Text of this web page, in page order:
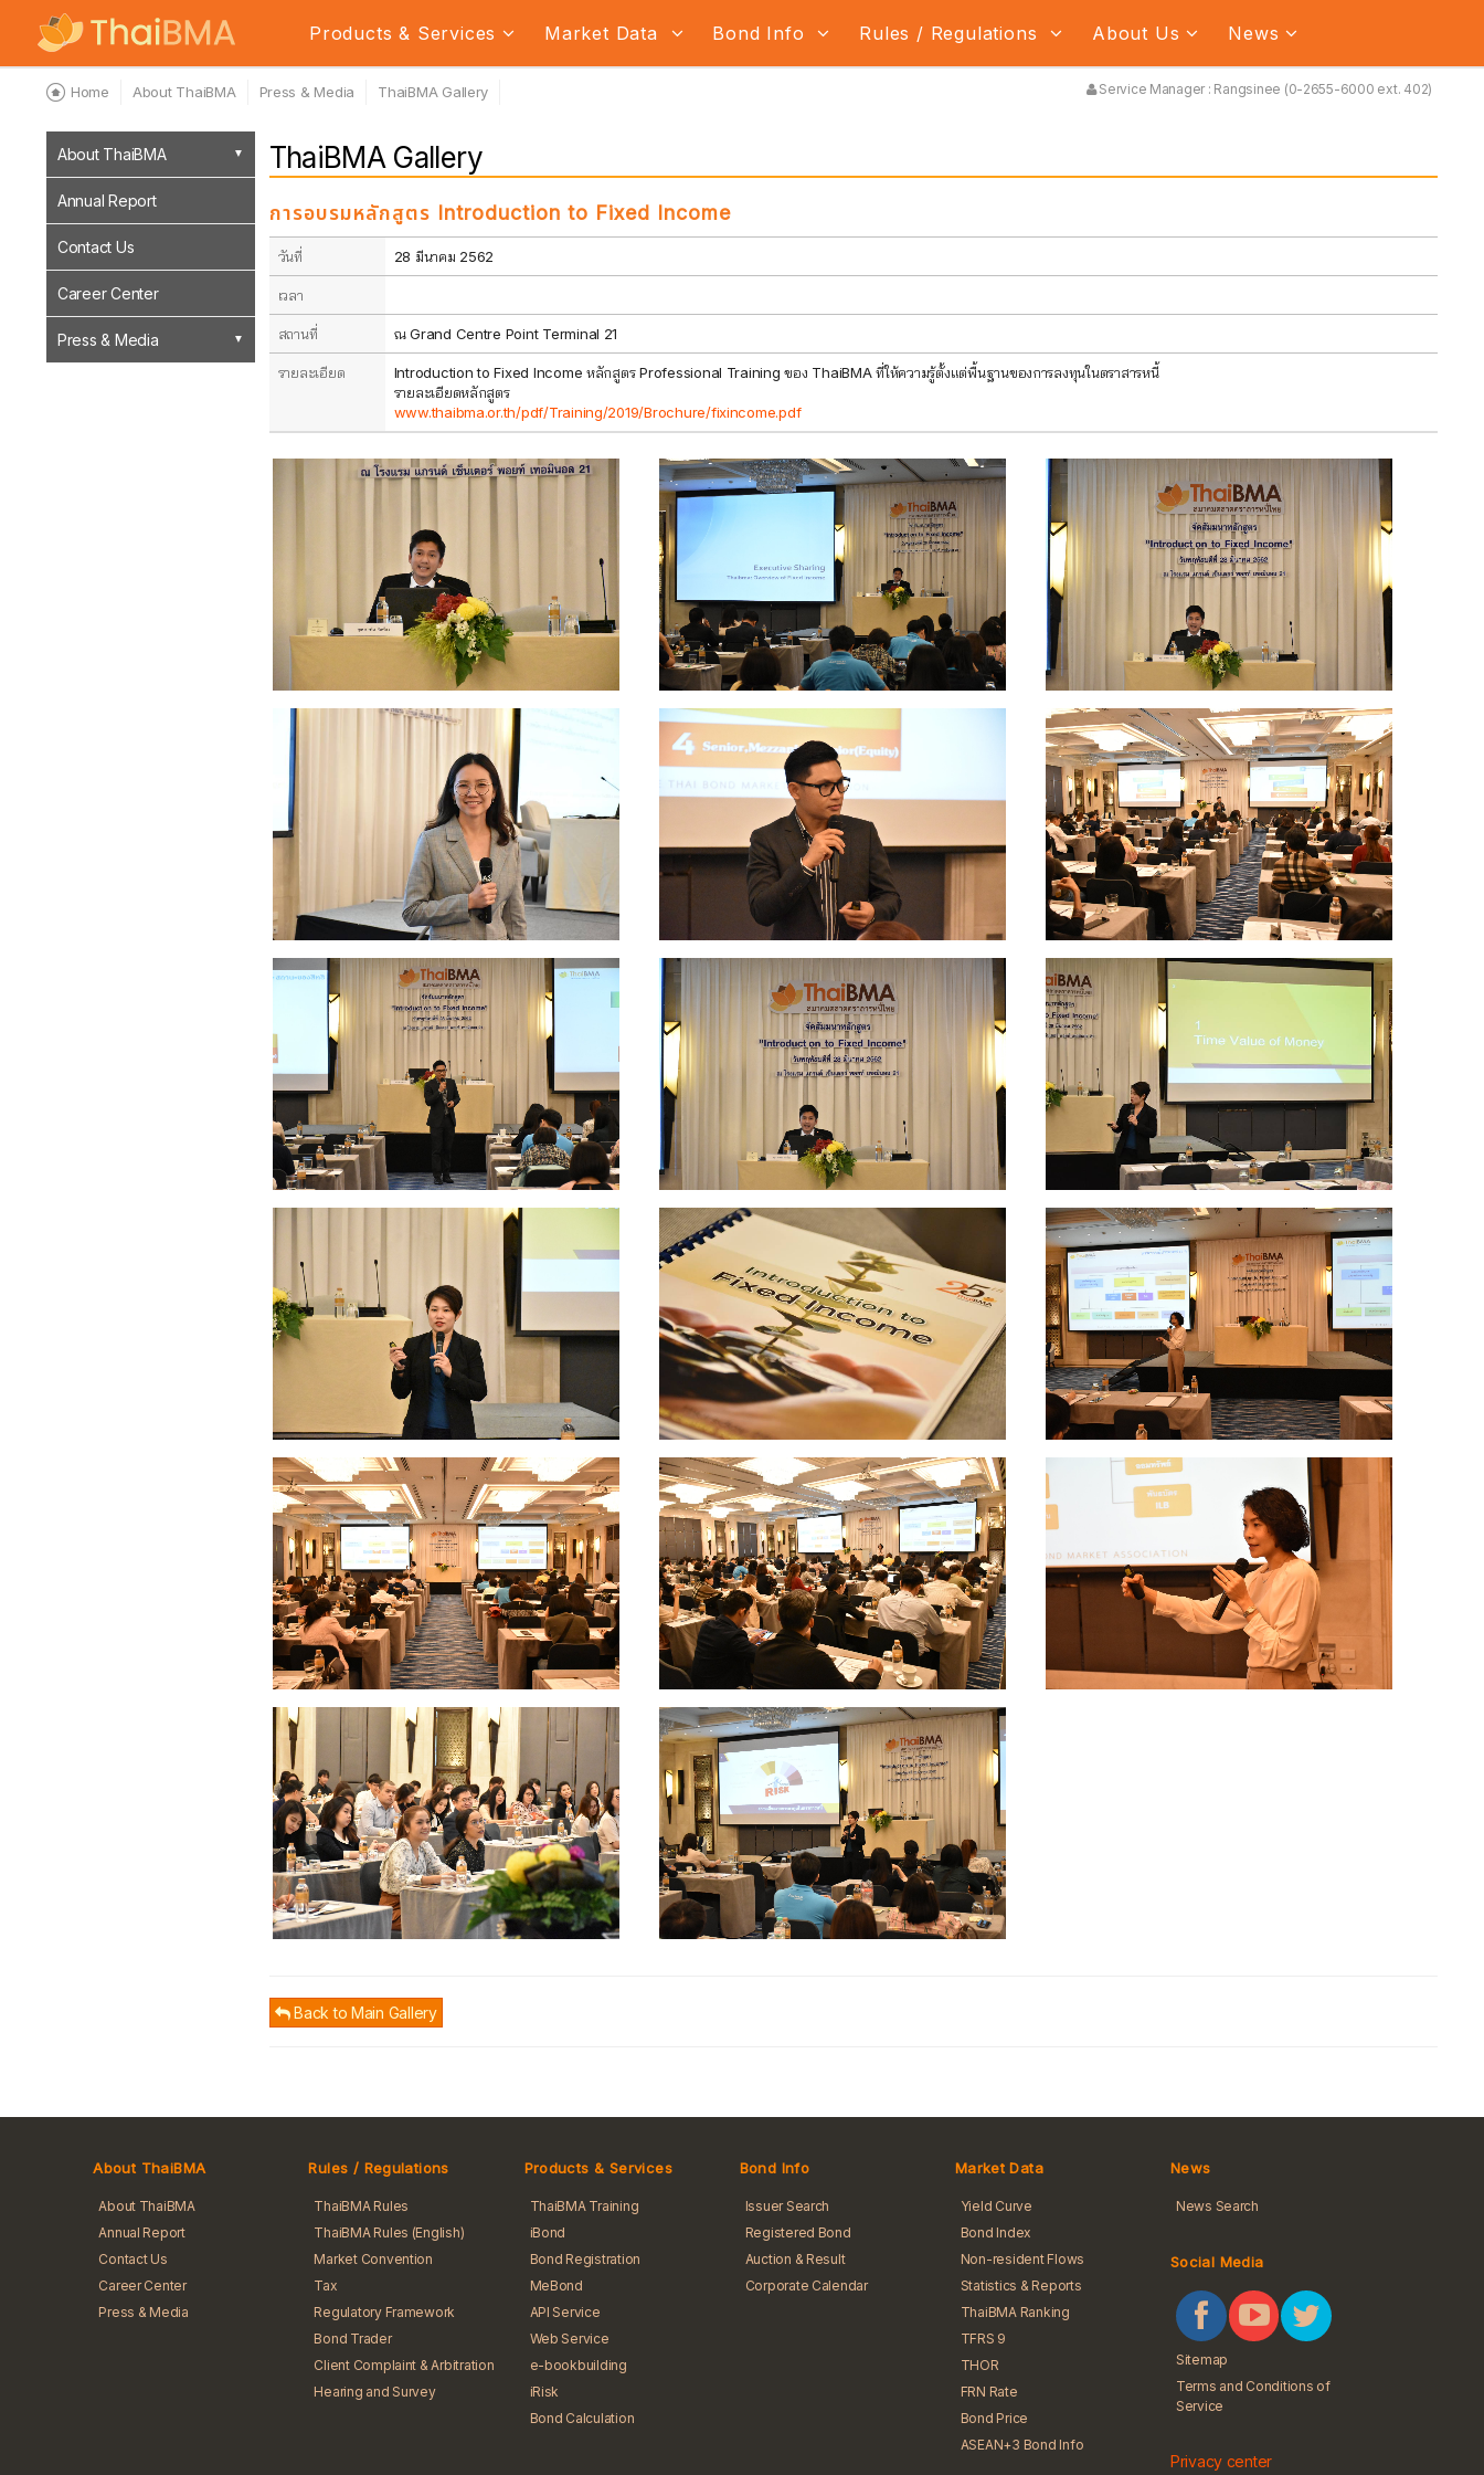
Products & Services Market Data Bond Info Rules / Regulations About Us News
Home About ThaiBMA Press & Media ThaiBMA Gallery Service Manager : Rangsinee (0-2655-6000 ext. 402)
About ThaiBMA
Annual Report
Contact Us
Career Center
Press & Media
ThaiBMA Gallery
การอบรมหลักสูตร Introduction to Fixed Income
วันที่ 28 มีนาคม 2562
เวลา
สถานที่ ณ Grand Centre Point Terminal 21
รายละเอียด
Introduction to Fixed Income หลักสูตร Professional Training ของ ThaiBMA ที่ให้ความรู้ตั้งแต่พื้นฐานของการลงทุนในตราสารหนี้
รายละเอียดหลักสูตร
www.thaibma.or.th/pdf/Training/2019/Brochure/fixincome.pdf
Back to Main Gallery
About ThaiBMA
About ThaiBMA
Annual Report
Contact Us
Career Center
Press & Media
Rules / Regulations
ThaiBMA Rules
ThaiBMA Rules (English)
Market Convention
Tax
Regulatory Framework
Bond Trader
Client Complaint & Arbitration
Hearing and Survey
Products & Services
ThaiBMA Training
iBond
Bond Registration
MeBond
API Service
Web Service
e-bookbuilding
iRisk
Bond Calculation
Bond Info
Issuer Search
Registered Bond
Auction & Result
Corporate Calendar
Market Data
Yield Curve
Bond Index
Non-resident Flows
Statistics & Reports
ThaiBMA Ranking
TFRS 9
THOR
FRN Rate
Bond Price
ASEAN+3 Bond Info
News
News Search
Social Media
Sitemap
Terms and Conditions of
Service
Privacy center